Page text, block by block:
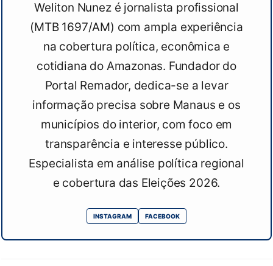
Weliton Nunez é jornalista profissional
(MTB 1697/AM) com ampla experiência
na cobertura política, econômica e
cotidiana do Amazonas. Fundador do
Portal Remador, dedica-se a levar
informação precisa sobre Manaus e os
municípios do interior, com foco em
transparência e interesse público.
Especialista em análise política regional
e cobertura das Eleições 2026.
INSTAGRAM FACEBOOK